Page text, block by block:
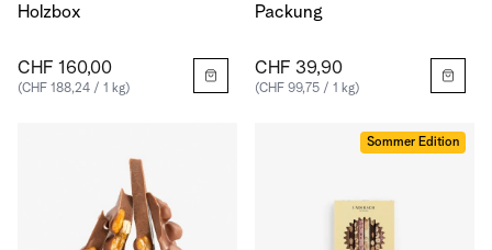
Holzbox
CHF 160,00
(CHF 188,24 / 1 kg)
Packung
CHF 39,90
(CHF 99,75 / 1 kg)
Sommer Edition